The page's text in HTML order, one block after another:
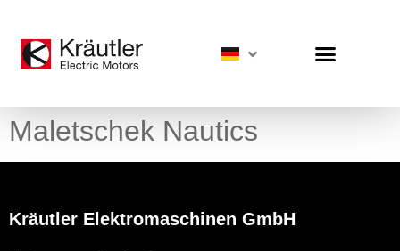
Maletschek Nautics
Kräutler Elektromaschinen GmbH